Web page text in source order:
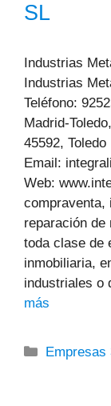
SL
Industrias
Industrias
Teléfono:
Madrid-
45592, Toledo
Email:
Web:
compraventa,
reparación
toda clase de
inmobiliaria,
industriales o
más
Categorías
Empresas